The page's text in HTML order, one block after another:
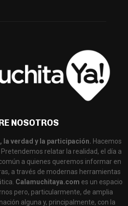
NOSOTROS
la verdad y la participación. Hacemos
relatar la realidad, el día a
a quienes queremos informar en
a través de modernas herramientas
Calamuchitaya.com es un espacio
pero, particularmente, de amplia
alguna y, principalmente, con la